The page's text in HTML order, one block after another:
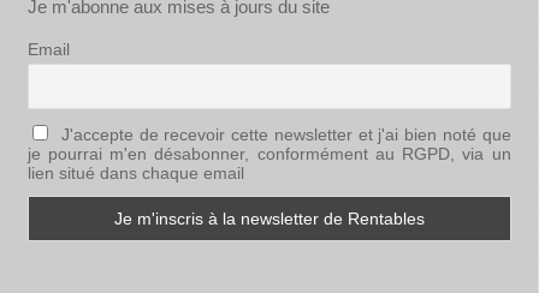
Je m'abonne aux mises à jours du site
Email
J'accepte de recevoir cette newsletter et j'ai bien noté que
je pourrai m'en désabonner, conformément au RGPD, via un
lien situé dans chaque email